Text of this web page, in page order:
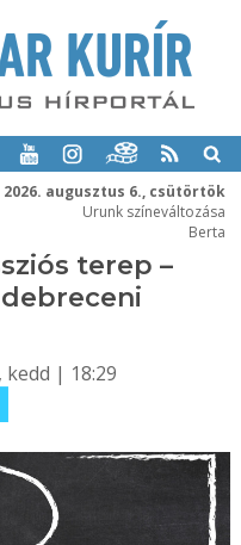
2026. augusztus 6., csütörtök
Urunk színeváltozása
Berta
terep –
kedd | 18:29